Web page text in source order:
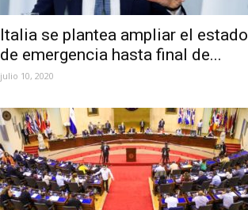
Italia se plantea ampliar el estado
de emergencia hasta final de...
julio 10, 2020